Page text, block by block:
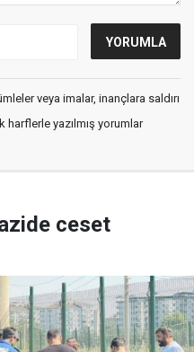
veya imalar, inançlara saldırı
harflerle yazılmış yorumlar
ceset